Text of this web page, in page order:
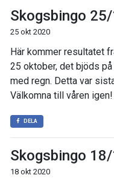
Skogsbingo
25 okt 2020
Här kommer resultatet
25 oktober, det bjöds
med regn. Detta var
Välkomna till våren igen!
DELA
Skogsbingo
18 okt 2020